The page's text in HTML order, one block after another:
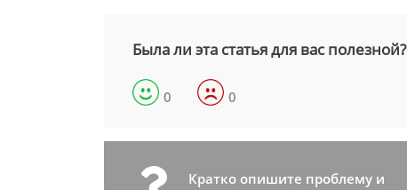
Была ли эта статья для вас полезной?
0 0
Кратко опишите проблему и